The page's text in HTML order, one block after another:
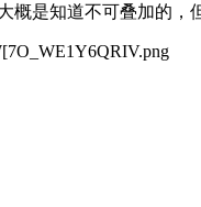
概是知道不可叠加的